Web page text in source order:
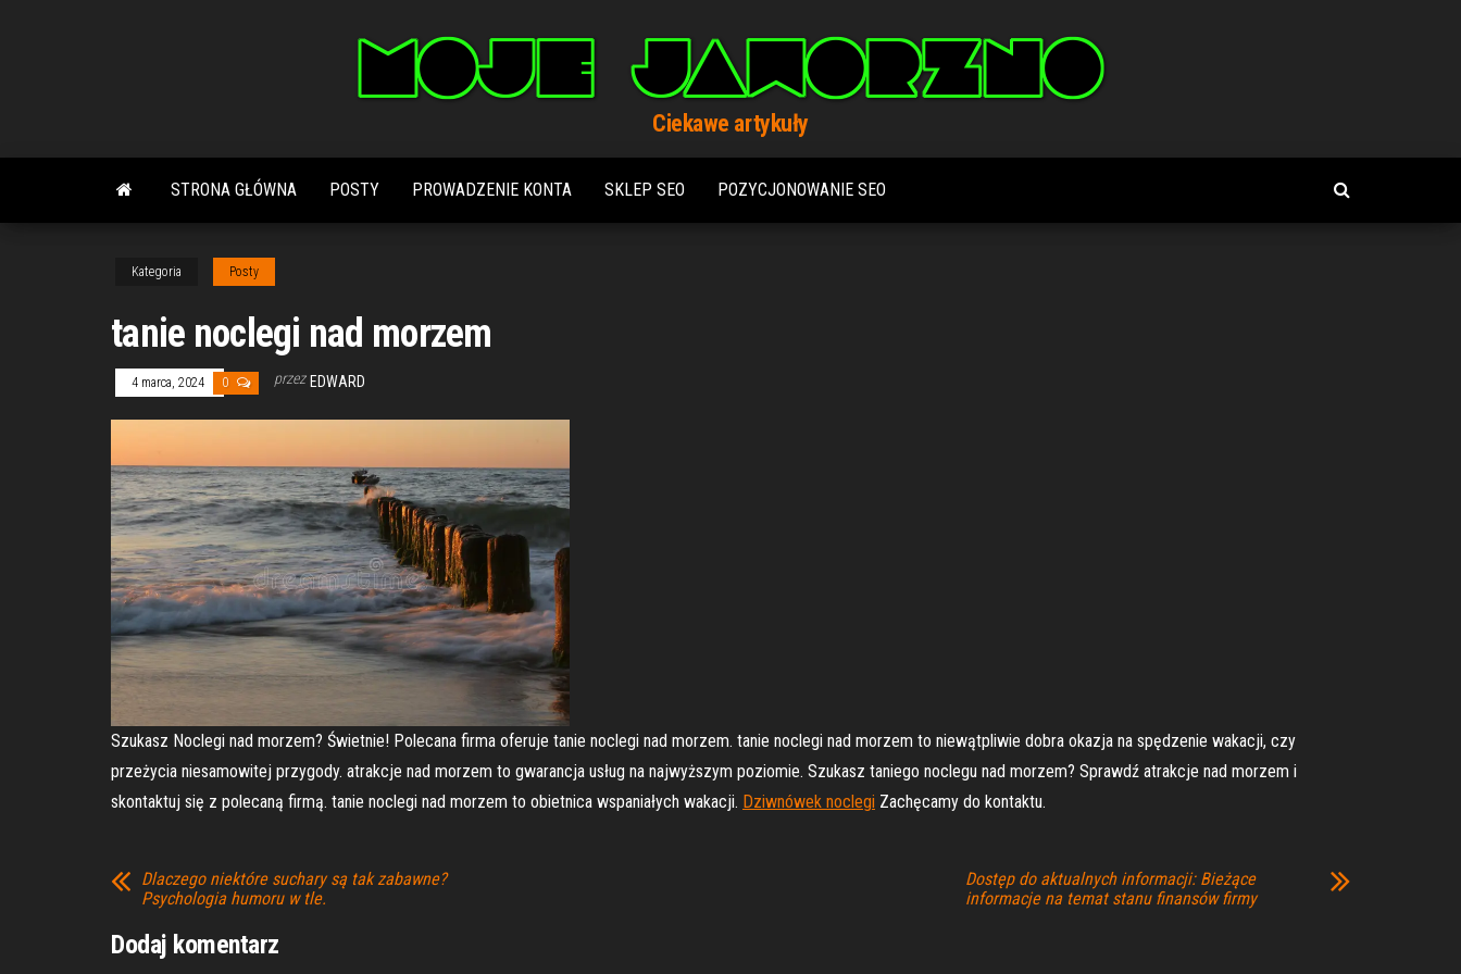
Ciekawe artykuły
STRONA GŁÓWNA POSTY PROWADZENIE KONTA SKLEP SEO POZYCJONOWANIE SEO
Kategoria Posty
tanie noclegi nad morzem
4 marca, 2024 0 przez EDWARD
Szukasz Noclegi nad morzem? Świetnie! Polecana firma oferuje tanie noclegi nad morzem. tanie noclegi nad morzem to niewątpliwie dobra okazja na spędzenie wakacji, czy
przeżycia niesamowitej przygody. atrakcje nad morzem to gwarancja usług na najwyższym poziomie. Szukasz taniego noclegu nad morzem? Sprawdź atrakcje nad morzem i
skontaktuj się z polecaną firmą. tanie noclegi nad morzem to obietnica wspaniałych wakacji. Dziwnówek noclegi Zachęcamy do kontaktu.
Dlaczego niektóre suchary są tak zabawne?
Psychologia humoru w tle.
Dostęp do aktualnych informacji: Bieżące
informacje na temat stanu finansów firmy
Dodaj komentarz